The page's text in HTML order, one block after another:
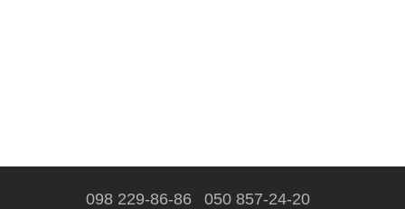
098 229-86-86 050 857-24-20